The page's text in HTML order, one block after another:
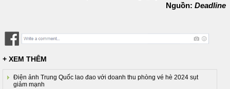
Nguồn: Deadline
+ XEM THÊM
Điện ảnh Trung Quốc lao đao với doanh thu phòng vé hè 2024 sụt
giảm mạnh